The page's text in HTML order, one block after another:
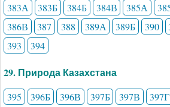
383А
383Б 384Б 384В 385А
386В
387 388 389А 389Б 390
393
394
29. Природа Казахстана
395 396Б 396В 397Б 397В 397Г